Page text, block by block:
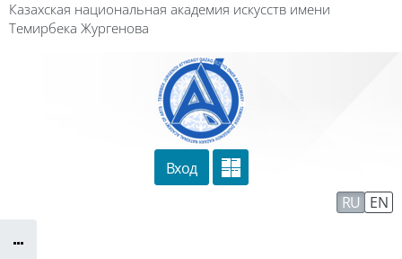
Перейти к основному содержанию
Казахская национальная академия искусств имени
Темирбека Жургенова
Вход
RU EN